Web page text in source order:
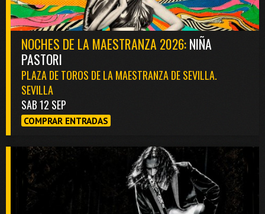
NOCHES DE LA MAESTRANZA 2026:NIÑA
PASTORI
PLAZA DE TOROS DE LA MAESTRANZA DE SEVILLA.
SEVILLA
SAB 12 SEP
COMPRAR ENTRADAS